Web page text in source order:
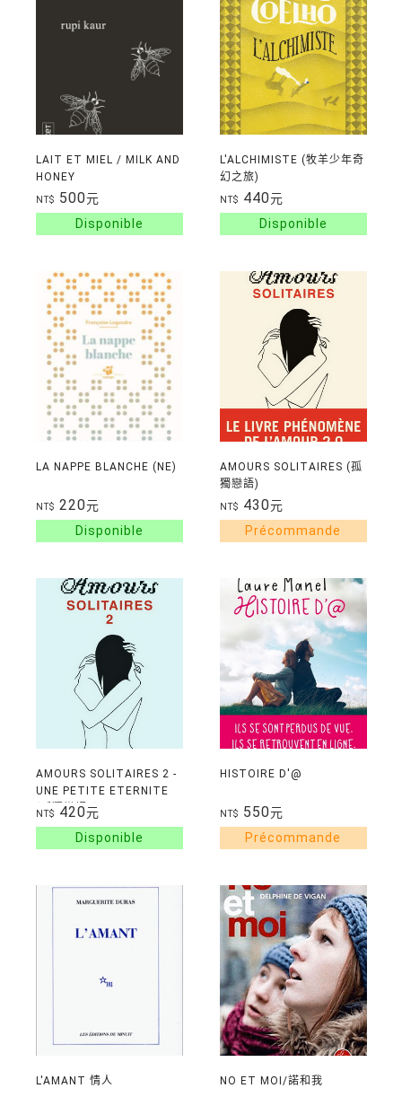
LAIT ET MIEL / MILK AND
HONEY
NT$ 500元
L'ALCHIMISTE (牧羊少年奇
幻之旅)
NT$ 440元
LA NAPPE BLANCHE (NE)
NT$ 220元
AMOURS SOLITAIRES (孤
獨戀語)
NT$ 430元
AMOURS SOLITAIRES 2 -
UNE PETITE ETERNITE
(孤獨戀語2)
NT$ 420元
HISTOIRE D'@
NT$ 550元
L'AMANT 情人 NO ET MOI/諾和我